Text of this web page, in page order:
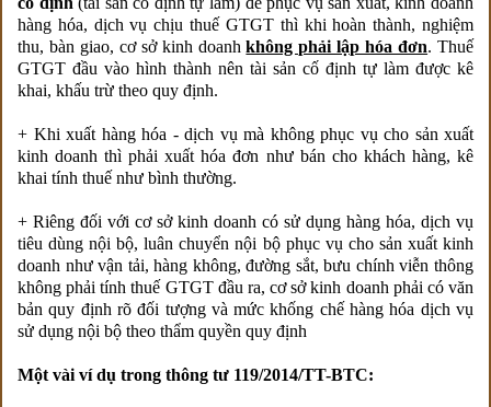
hàng hóa, dịch vụ chịu thuế GTGT thì khi hoàn thành, nghiệm
thu, bàn giao, cơ sở kinh doanhkhông phải lập hóa đơn. Thuế
GTGT đầu vào hình thành nên tài sản cố định tự làm được kê
khai, khấu trừ theo quy định.
+ Khi xuất hàng hóa - dịch vụ mà không phục vụ cho sản xuất
kinh doanh thì phải xuất hóa đơn như bán cho khách hàng, kê
khai tính thuế như bình thường.
+ Riêng đối với cơ sở kinh doanh có sử dụng hàng hóa, dịch vụ
tiêu dùng nội bộ, luân chuyển nội bộ phục vụ cho sản xuất kinh
doanh như vận tải, hàng không, đường sắt, bưu chính viễn thông
không phải tính thuế GTGT đầu ra, cơ sở kinh doanh phải có văn
bản quy định rõ đối tượng và mức khống chế hàng hóa dịch vụ
sử dụng nội bộ theo thẩm quyền quy định
Một vài ví dụ trong thông tư 119/2014/TT-BTC: